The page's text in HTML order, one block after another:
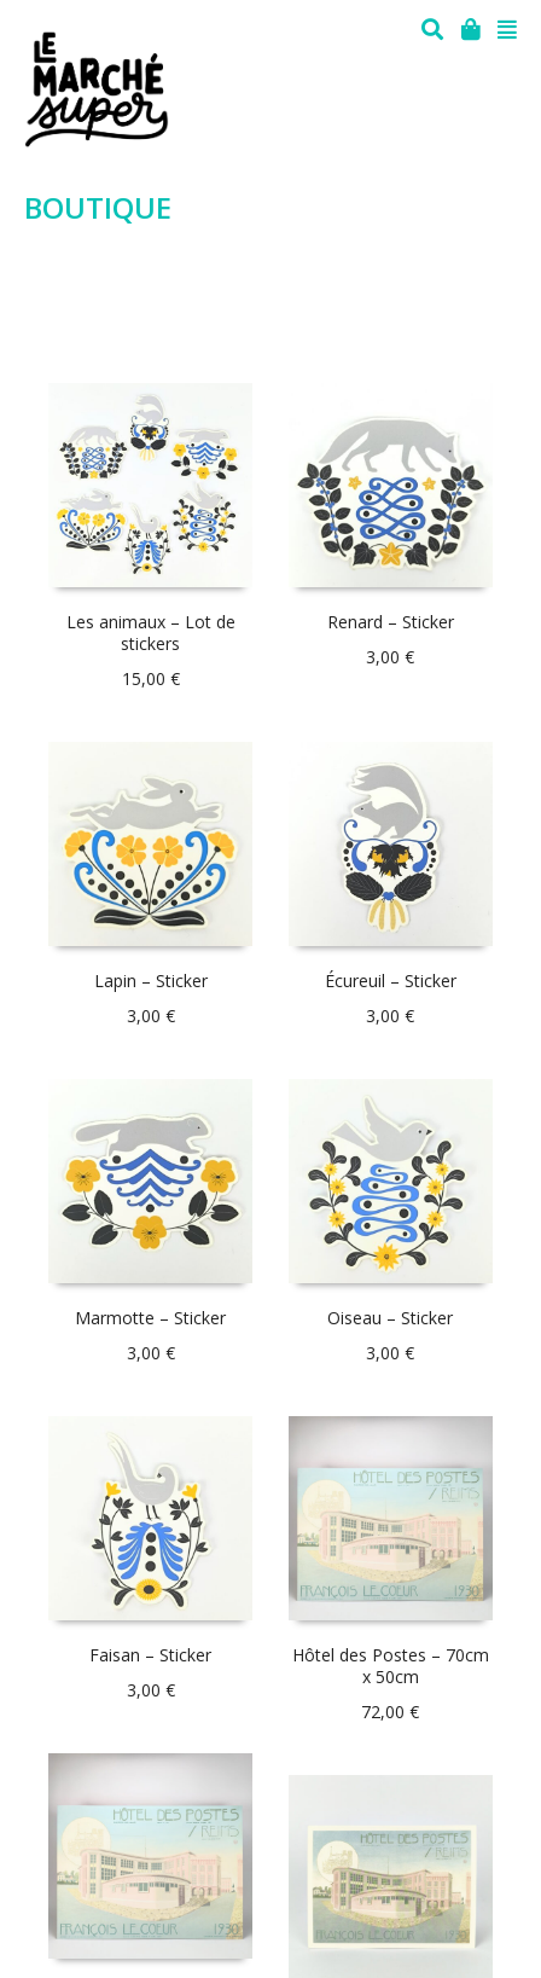
BOUTIQUE
Les animaux – Lot de
stickers
15,00 €
Renard – Sticker
3,00€
Lapin – Sticker
3,00 €
Écureuil – Sticker
3,00€
Marmotte – Sticker
3,00 €
Oiseau – Sticker
3,00€
Faisan – Sticker
3,00 €
Hôtel des Postes – 70cm
x 50cm
72,00€